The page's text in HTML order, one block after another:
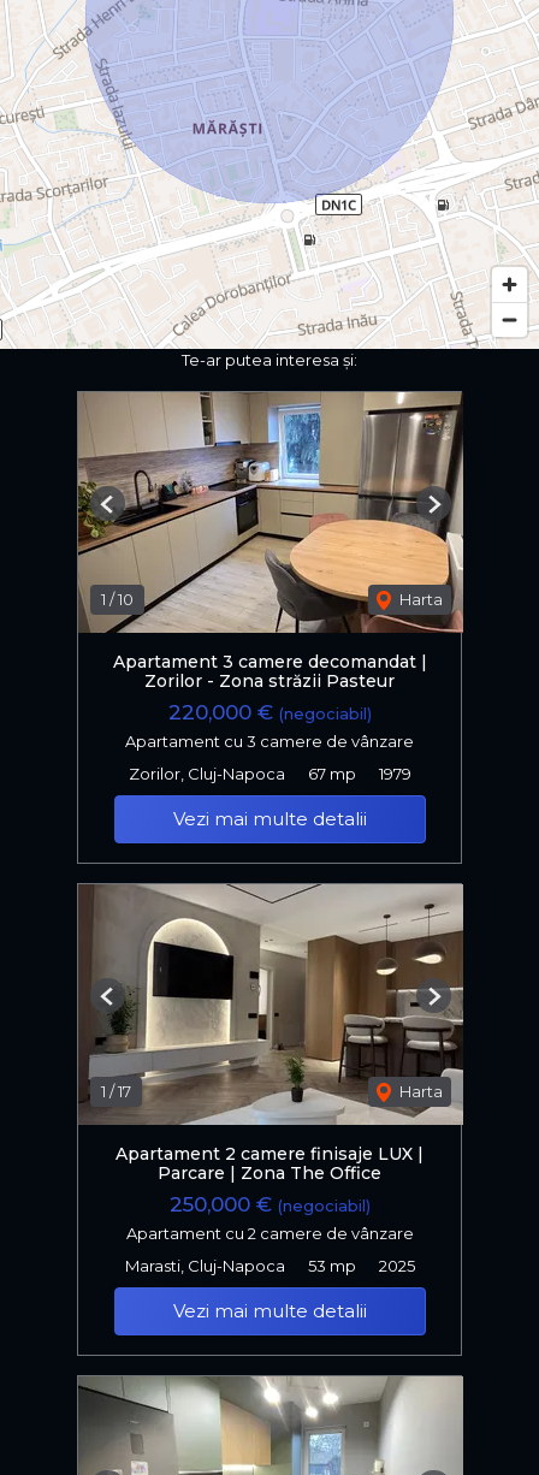
Te-ar putea interesa și:
1 /10 Harta
Previous Next
Apartament 3 camere decomandat |
Zorilor - Zona străzii Pasteur
220,000 € (negociabil)
Apartament cu 3 camere de vânzare
Zorilor, Cluj-Napoca
67 mp 1979
Vezi mai multe detalii
1 /17 Harta
Previous Next
Apartament 2 camere finisaje LUX |
Parcare | Zona The Office
250,000 € (negociabil)
Apartament cu 2 camere de vânzare
Marasti, Cluj-Napoca
53 mp 2025
Vezi mai multe detalii